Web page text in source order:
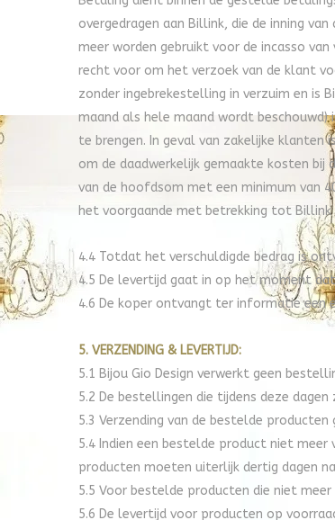
overgedragen aan Billink, die de inning
meer worden gebruikt voor de incasso
recht voor om het verzoek van de klant
zonder ingebrekestelling in verzuim en is
maand als hele maand wordt beschouwd)
te brengen. In geval van zakelijke klanten
om de daadwerkelijk gemaakte kosten bij
van de hoofdsom met een minimum van
het voorgaande met betrekking tot Billink
4.4 Totdat het verschuldigde bedrag is
4.5 De levertijd gaat in op het moment
4.6 De koper ontvangt ter informatie een
5. VERZENDING & LEVERTIJD:
5.1 Bijou Gio Design verwerkt geen
5.2 De bestellingen die tijdens deze
5.3 Verzending van de bestelde
5.4 Indien een bestelde product niet
producten moeten uiterlijk dertig dagen
5.5 Voor bestelde producten die niet
5.6 De levertijd voor producten op